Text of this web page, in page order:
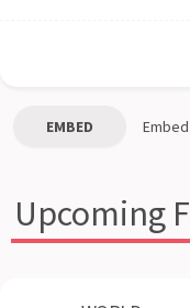
EMBED Embed
Upcoming